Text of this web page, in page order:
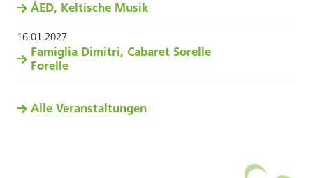
ÁED, Keltische Musik
16.01.2027
Famiglia Dimitri, Cabaret Sorelle
Forelle
Alle Veranstaltungen